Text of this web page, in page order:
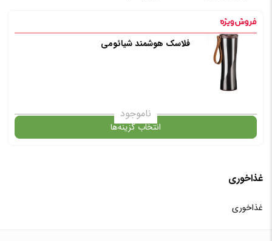
فلاسک هوشمند شیائومی
ناموجود
انتخاب گزینه‌ها
گارانتی
غذاخوری
غذاخوری